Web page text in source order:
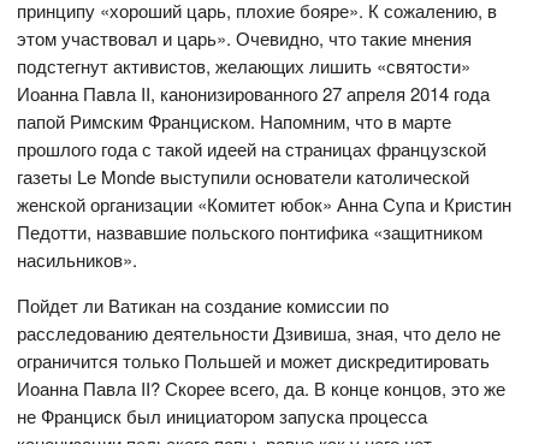
принципу «хороший царь, плохие бояре». К сожалению, в
этом участвовал и царь». Очевидно, что такие мнения
подстегнут активистов, желающих лишить «святости»
Иоанна Павла II, канонизированного 27 апреля 2014 года
папой Римским Франциском. Напомним, что в марте
прошлого года с такой идеей на страницах французской
газеты Le Monde выступили основатели католической
женской организации «Комитет юбок» Анна Супа и Кристин
Педотти, назвавшие польского понтифика «защитником
насильников».
Пойдет ли Ватикан на создание комиссии по
расследованию деятельности Дзивиша, зная, что дело не
ограничится только Польшей и может дискредитировать
Иоанна Павла II? Скорее всего, да. В конце концов, это же
не Франциск был инициатором запуска процесса